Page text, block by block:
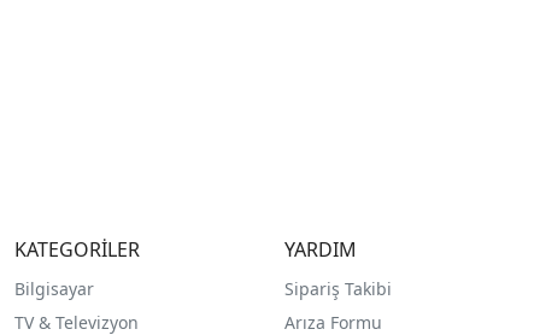
KATEGORİLER
Bilgisayar
TV & Televizyon
YARDIM
Sipariş Takibi
Arıza Formu